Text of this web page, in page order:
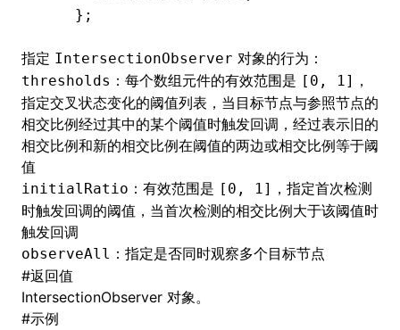
    };
指定 IntersectionObserver 对象的行为：
thresholds ：每个数组元件的有效范围是 [0, 1] ，
指定交叉状态变化的阈值列表，当目标节点与参照节点的
相交比例经过其中的某个阈值时触发回调，经过表示旧的
相交比例和新的相交比例在阈值的两边或相交比例等于阈
值
initialRatio ：有效范围是 [0, 1] ，指定首次检测
时触发回调的阈值，当首次检测的相交比例大于该阈值时
触发回调
observeAll ：指定是否同时观察多个目标节点
#返回值
IntersectionObserver 对象。
#示例